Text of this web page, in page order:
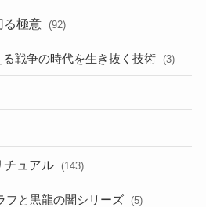
る極意 (92)
戦争の時代を生き抜く技術 (3)
チュアル (143)
フと黒龍の闇シリーズ (5)